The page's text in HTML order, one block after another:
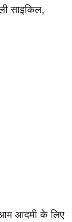
साइकिल,
आम आदमी के लिए